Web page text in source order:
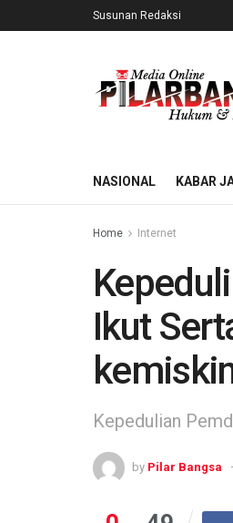
Susunan Redaksi
NASIONAL KABAR
Home Internet
Ikut
Kepedulian
by Pilar Bangsa